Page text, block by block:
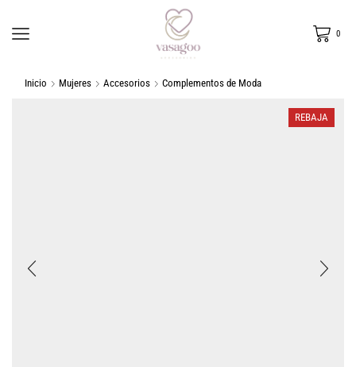
0
Inicio Mujeres Accesorios Complementos de Moda
REBAJA